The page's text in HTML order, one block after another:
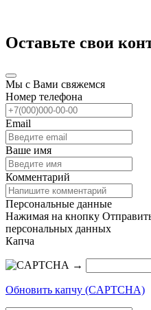
Оставьте свои
Мы с Вами свяжемся
Номер телефона
Email
Ваше имя
Комментарий
Персональные данные
Нажимая на кнопку
персональных данных
Капча
→
Обновить капчу (CAPTCHA)